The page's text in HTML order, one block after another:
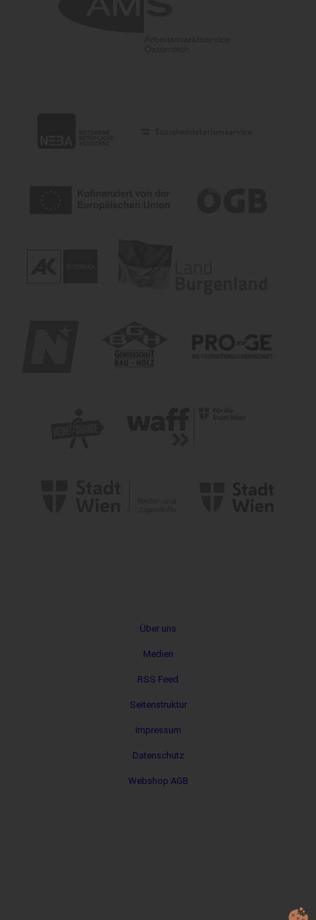
Über uns
Medien
RSS Feed
Seitenstruktur
Impressum
Datenschutz
Webshop AGB